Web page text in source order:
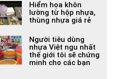
Hiểm họa khôn
lường từ hộp nhựa,
thùng nhựa giá rẻ
Người tiêu dùng
nhựa Việt ngu nhất
thế giới tôi sẽ chứng
minh cho các bạn